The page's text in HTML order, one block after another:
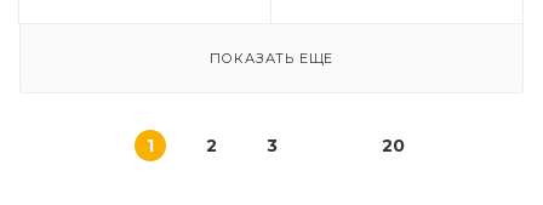
ПОКАЗАТЬ ЕЩЕ
1 2 3 20